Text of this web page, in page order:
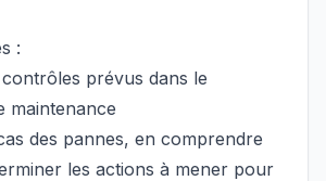
:
prévus dans le
maintenance
des pannes, en comprendre
les actions à mener pour